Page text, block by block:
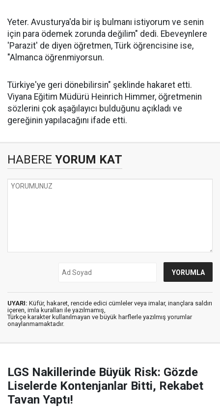
Yeter. Avusturya'da bir iş bulmanı istiyorum ve senin
için para ödemek zorunda değilim" dedi. Ebeveynlere
'Parazit' de diyen öğretmen, Türk öğrencisine ise,
"Almanca öğrenmiyorsun.
Türkiye'ye geri dönebilirsin" şeklinde hakaret etti.
Viyana Eğitim Müdürü Heinrich Himmer, öğretmenin
sözlerini çok aşağılayıcı bulduğunu açıkladı ve
gereğinin yapılacağını ifade etti.
HABERE YORUM KAT
UYARI: Küfür, hakaret, rencide edici cümleler veya imalar, inançlara saldırı
içeren, imla kuralları ile yazılmamış,
Türkçe karakter kullanılmayan ve büyük harflerle yazılmış yorumlar
onaylanmamaktadır.
LGS Nakillerinde Büyük Risk: Gözde
Liselerde Kontenjanlar Bitti, Rekabet
Tavan Yaptı!